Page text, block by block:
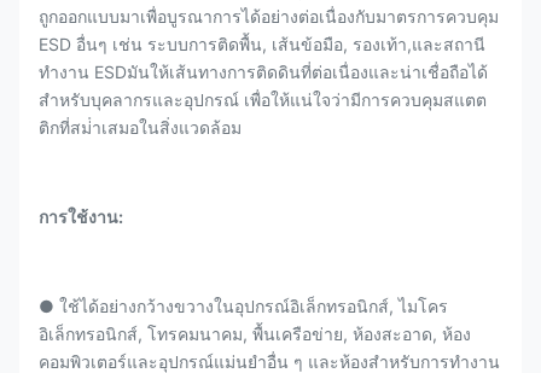
ถูกออกแบบมาเพื่อบูรณาการได้อย่างต่อเนื่องกับมาตรการควบคุม
ESD อื่นๆ เช่น ระบบการติดพื้น, เส้นข้อมือ, รองเท้า,และสถานี
ทํางาน ESDมันให้เส้นทางการติดดินที่ต่อเนื่องและน่าเชื่อถือได้
สําหรับบุคลากรและอุปกรณ์ เพื่อให้แน่ใจว่ามีการควบคุมสแตต
ติกที่สม่ําเสมอในสิ่งแวดล้อม
การใช้งาน:
● ใช้ได้อย่างกว้างขวางในอุปกรณ์อิเล็กทรอนิกส์, ไมโคร
อิเล็กทรอนิกส์, โทรคมนาคม, พื้นเครือข่าย, ห้องสะอาด, ห้อง
คอมพิวเตอร์และอุปกรณ์แม่นยําอื่น ๆ และห้องสําหรับการทํางาน